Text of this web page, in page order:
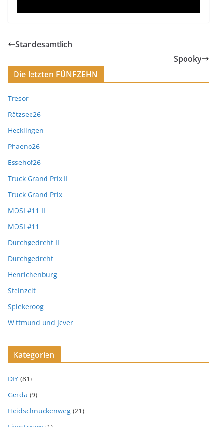
Standesamtlich
Spooky
Die letzten FÜNFZEHN
Tresor
Rätzsee26
Hecklingen
Phaeno26
Essehof26
Truck Grand Prix II
Truck Grand Prix
MOSI #11 II
MOSI #11
Durchgedreht II
Durchgedreht
Henrichenburg
Steinzeit
Spiekeroog
Wittmund und Jever
Kategorien
DIY (81)
Gerda (9)
Heidschnuckenweg (21)